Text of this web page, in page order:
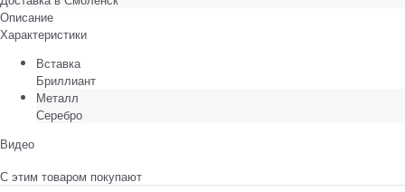
Описание
Характеристики
Вставка
Бриллиант
Металл
Серебро
Видео
С этим товаром покупают